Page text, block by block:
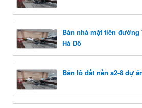
Bán nhà mặt tiền
Hà Đô
Bán lô đất nền a2-8 dự